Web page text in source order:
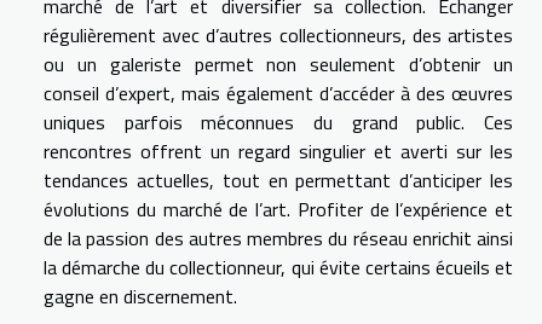
marché de l’art et diversifier sa collection. Échanger
régulièrement avec d’autres collectionneurs, des artistes
ou un galeriste permet non seulement d’obtenir un
conseil d’expert, mais également d’accéder à des œuvres
uniques parfois méconnues du grand public. Ces
rencontres offrent un regard singulier et averti sur les
tendances actuelles, tout en permettant d’anticiper les
évolutions du marché de l’art. Profiter de l’expérience et
de la passion des autres membres du réseau enrichit ainsi
la démarche du collectionneur, qui évite certains écueils et
gagne en discernement.